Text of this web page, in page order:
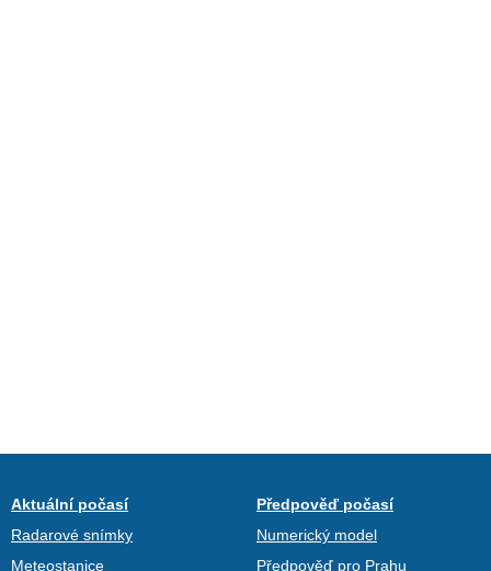
Aktuální počasí
Radarové snímky
Meteostanice
Předpověď počasí
Numerický model
Předpověď pro Prahu